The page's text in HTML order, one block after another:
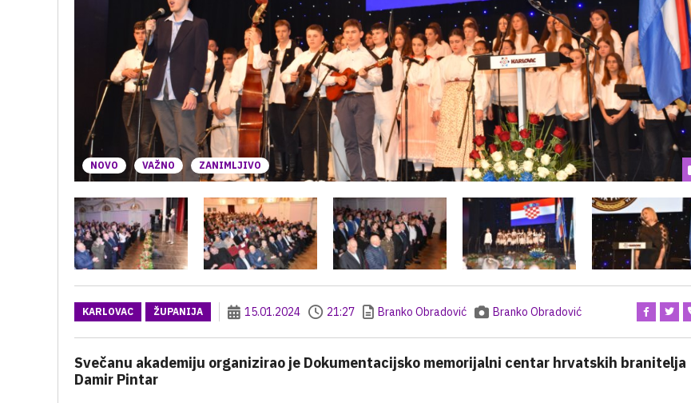
NOVO VAŽNO ZANIMLJIVO
KARLOVAC ŽUPANIJA 15.01.2024 21:27 Branko Obradović Branko Obradović
Svečanu akademiju organizirao je Dokumentacijsko memorijalni centar hrvatskih branitelja
Damir Pintar